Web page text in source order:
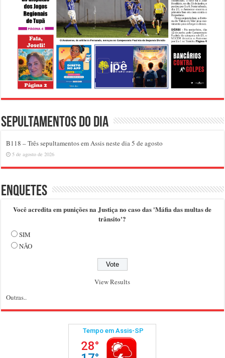
Sepultamentos do dia
B118 – Três sepultamentos em Assis neste dia 5 de agosto
5 de agosto de 2026
Enquetes
Você acredita em punições na Justiça no caso das 'Máfia das multas de
trânsito'?
SIM
NÃO
View Results
Outras..